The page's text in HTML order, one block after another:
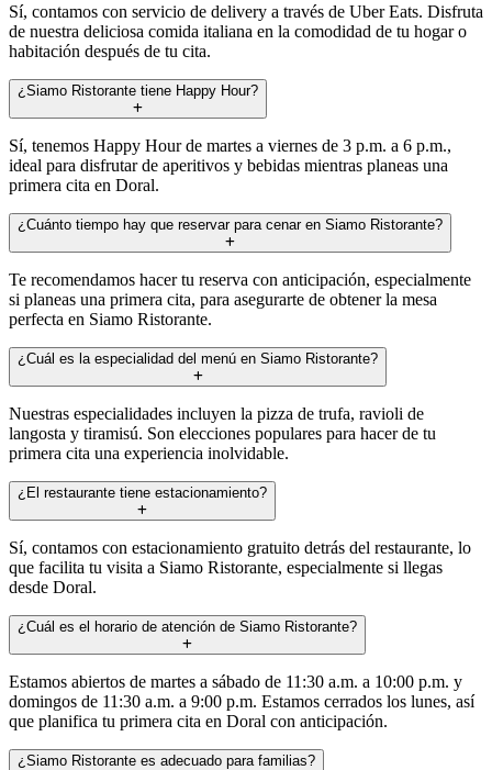
Sí, contamos con servicio de delivery a través de Uber Eats. Disfruta
de nuestra deliciosa comida italiana en la comodidad de tu hogar o
habitación después de tu cita.
¿Siamo Ristorante tiene Happy Hour?
Sí, tenemos Happy Hour de martes a viernes de 3 p.m. a 6 p.m.,
ideal para disfrutar de aperitivos y bebidas mientras planeas una
primera cita en Doral.
¿Cuánto tiempo hay que reservar para cenar en Siamo Ristorante?
Te recomendamos hacer tu reserva con anticipación, especialmente
si planeas una primera cita, para asegurarte de obtener la mesa
perfecta en Siamo Ristorante.
¿Cuál es la especialidad del menú en Siamo Ristorante?
Nuestras especialidades incluyen la pizza de trufa, ravioli de
langosta y tiramisú. Son elecciones populares para hacer de tu
primera cita una experiencia inolvidable.
¿El restaurante tiene estacionamiento?
Sí, contamos con estacionamiento gratuito detrás del restaurante, lo
que facilita tu visita a Siamo Ristorante, especialmente si llegas
desde Doral.
¿Cuál es el horario de atención de Siamo Ristorante?
Estamos abiertos de martes a sábado de 11:30 a.m. a 10:00 p.m. y
domingos de 11:30 a.m. a 9:00 p.m. Estamos cerrados los lunes, así
que planifica tu primera cita en Doral con anticipación.
¿Siamo Ristorante es adecuado para familias?